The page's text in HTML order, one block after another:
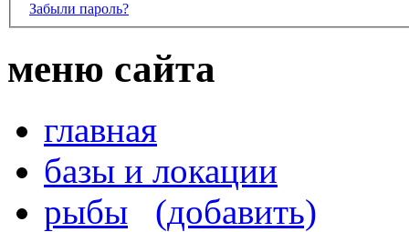
Забыли пароль?
меню сайта
главная
базы и локации
рыбы
(добавить)